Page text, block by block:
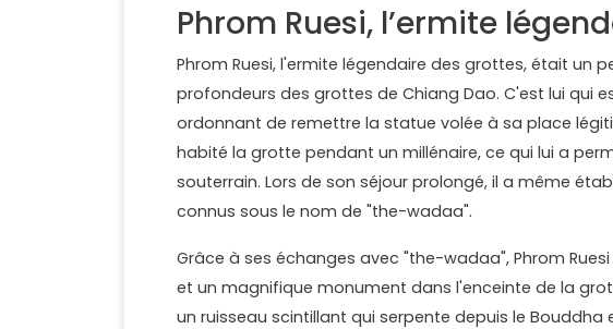
Phrom Ruesi, l’ermite
Phrom Ruesi, l'ermite légendaire des grottes, était un
profondeurs des grottes de Chiang Dao. C'est lui qui
ordonnant de remettre la statue volée à sa place
habité la grotte pendant un millénaire, ce qui lui a
souterrain. Lors de son séjour prolongé, il a même
connus sous le nom de "the-wadaa".
Grâce à ses échanges avec "the-wadaa", Phrom
et un magnifique monument dans l'enceinte de la
un ruisseau scintillant qui serpente depuis le